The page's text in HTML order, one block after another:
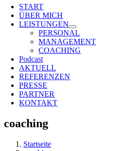
START
ÜBER MICH
LEISTUNGEN
PERSONAL
MANAGEMENT
COACHING
Podcast
AKTUELL
REFERENZEN
PRESSE
PARTNER
KONTAKT
coaching
Startseite